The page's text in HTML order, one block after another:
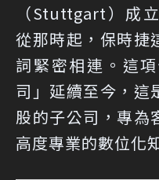
（Stuttgart）成
從那時起，保時捷
詞緊密相連。這
司」延續至今，這
股的子公司，專為
高度專業的數位化